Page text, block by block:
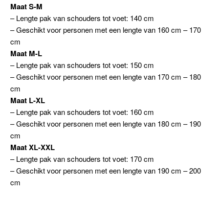
Maat S-M
– Lengte pak van schouders tot voet: 140 cm
– Geschikt voor personen met een lengte van 160 cm – 170
cm
Maat M-L
– Lengte pak van schouders tot voet: 150 cm
– Geschikt voor personen met een lengte van 170 cm – 180
cm
Maat L-XL
– Lengte pak van schouders tot voet: 160 cm
– Geschikt voor personen met een lengte van 180 cm – 190
cm
Maat XL-XXL
– Lengte pak van schouders tot voet: 170 cm
– Geschikt voor personen met een lengte van 190 cm – 200
cm